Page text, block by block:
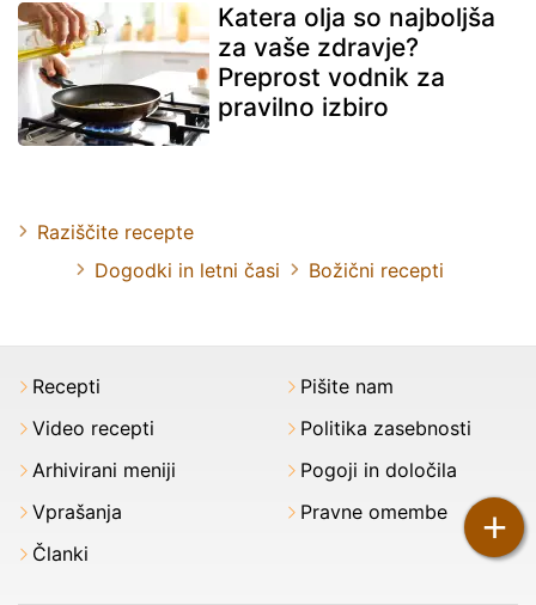
+
Katera olja so najboljša
za vaše zdravje?
Preprost vodnik za
pravilno izbiro
Raziščite recepte
Dogodki in letni časi
Božični recepti
Recepti
Video recepti
Arhivirani meniji
Vprašanja
Članki
Pišite nam
Politika zasebnosti
Pogoji in določila
Pravne omembe